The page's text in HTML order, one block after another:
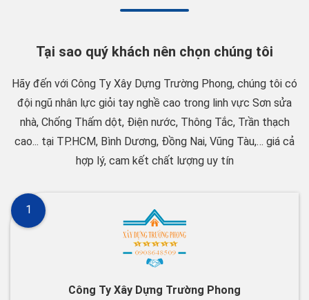
Tại sao quý khách nên chọn chúng tôi
Hãy đến với Công Ty Xây Dựng Trường Phong, chúng tôi có
đội ngũ nhân lực giỏi tay nghề cao trong linh vực Sơn sửa
nhà, Chống Thấm dột, Điện nước, Thông Tắc, Trần thạch
cao... tại TP.HCM, Bình Dương, Đồng Nai, Vũng Tàu,… giá cả
hợp lý, cam kết chất lượng uy tín
Công Ty Xây Dựng Trường Phong
1